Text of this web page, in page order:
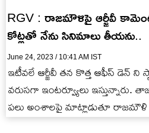
RGV : రాజమౌళిపై ఆర్జీవీ
కోట్లతో నేను సినిమాలు తీయను..
June 24, 2023 / 10:41 AM IST
ఇటీవలే ఆర్జీవీ తన కొత్త ఆఫీస్ డెన్ ని
వరుసగా ఇంటర్వ్యూలు ఇస్తున్నారు.
పలు అంశాలపై మాట్లాడుతూ రాజమౌళి